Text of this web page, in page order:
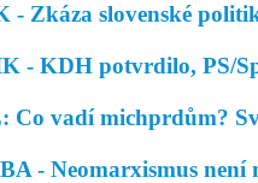
- Zkáza slovenské
- KDH potvrdilo, PS/
Co vadí michprdům?
- Neomarxismus není